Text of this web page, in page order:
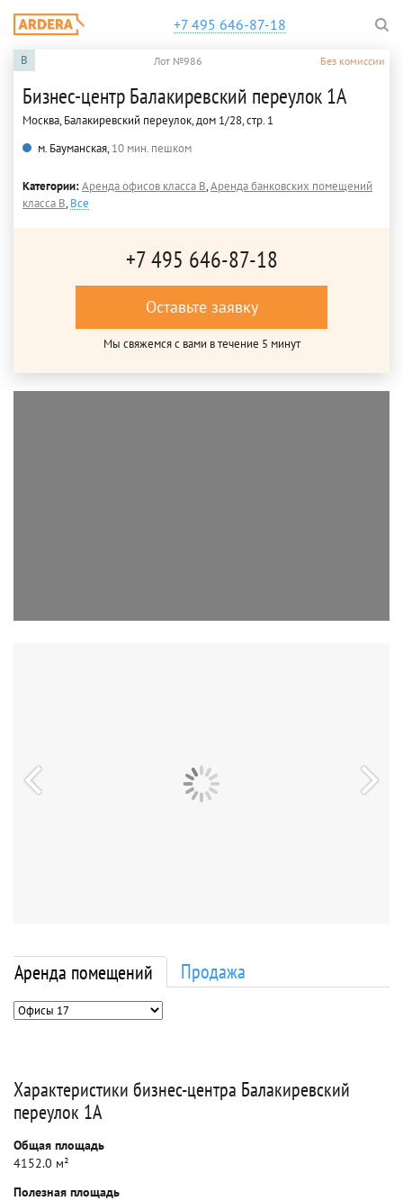
+7 495 646-87-18
B Лот №986 Без комиссии
Бизнес-центр Балакиревский переулок 1А
Москва, Балакиревский переулок, дом 1/28, стр. 1
м. Бауманская,10 мин. пешком
Категории:Аренда офисов класса B,Аренда банковских помещений
класса B,Все
+7 495 646-87-18
Оставьте заявку
Мы свяжемся с вами в течение 5 минут
Аренда помещений Продажа
Характеристики бизнес-центра Балакиревский
переулок 1А
Общая площадь
4152.0 м²
Полезная площадь